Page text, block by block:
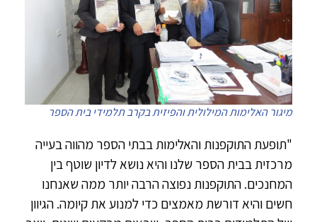
מיגור האלימות המילולית והפיזית בקרב תלמידי בית הספר
"תופעת התוקפנות והאלימות בבתי הספר מהווה בעייה
מרכזית בבית הספר שלנו והיא נושא לדיון שוטף בין
המחנכים. התוקפנות נפוצה הרבה יותר ממה שאנחנו
חשים והיא דורשת מאמצים כדי למנוע את קיומה. הגיוון